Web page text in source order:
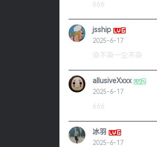
666
jsship
2025-6-17
染不染一尘不染
allusiveXxxx
2025-6-17
666
冰羽
2025-6-17